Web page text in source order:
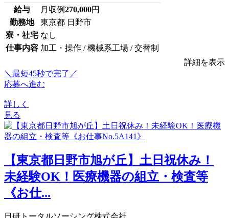
給与 月収例270,000円
勤務地
東京都 日野市
寮・社宅 なし
仕事内容 加工・操作 / 機械系工場 / 交替制
詳細を表示
＼最短45秒で完了／
応募へ進む
詳しく
見る
【東京都日野市旭が丘】土日祝休み！
未経験OK！医療機器の組立・検査等
《お仕...